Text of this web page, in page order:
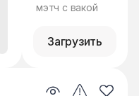
мэтч с вакой
Загрузить